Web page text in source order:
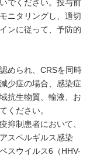
でください。投与前
ニタリングし、適切
ンに従って、予防的
められ、CRSを同時
少症の場合、感染症
抗生物質、輸液、お
ください。
抑制患者において、
スペルギルス感染
スウイルス6（HHV-